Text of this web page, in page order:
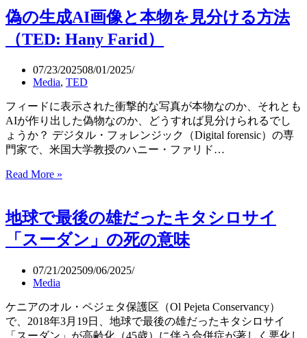
生
物
真
賞
を
発
表
プ
米
大
領
に
「史
上
最
悪」
れ
た
表
を
替
え
（TIME
偽の生成AI画像と本物を見分ける方法
（TED: Hany Farid）
07/23/202508/01/2025
Media, TED
フィードに表示された衝撃的な写真が本物なのか、それとも
AIが作り出した偽物なのか、どうすれば見分けられるでし
ょうか？ デジタル・フォレンジック（Digital forensic）の専
門家で、米国大学教授のハニー・ファリド…
Read More »
成
AI
画
と
物
を
地球で最後の雄だったキタシロサイ
「スーダン」の死の意味
07/21/202509/06/2025
Media
ケニアのオル・ペジェタ保護区（Ol Pejeta Conservancy）
で、2018年3月19日、地球で最後の雄だったキタシロサイ
「スーダン」が高齢化（45歳）に伴う合併症が著しく悪化し